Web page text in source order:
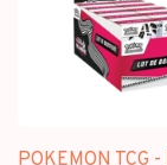
POKEMON TCG